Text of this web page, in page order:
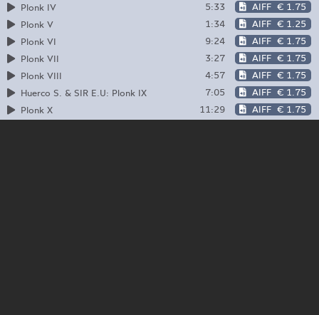
Plonk IV
5:33 AIFF € 1.75
Plonk V
1:34 AIFF € 1.25
Plonk VI
9:24 AIFF € 1.75
Plonk VII
3:27 AIFF € 1.75
Plonk VIII
4:57 AIFF € 1.75
Huerco S. & SIR E.U: Plonk IX
7:05 AIFF € 1.75
Plonk X
11:29 AIFF € 1.75